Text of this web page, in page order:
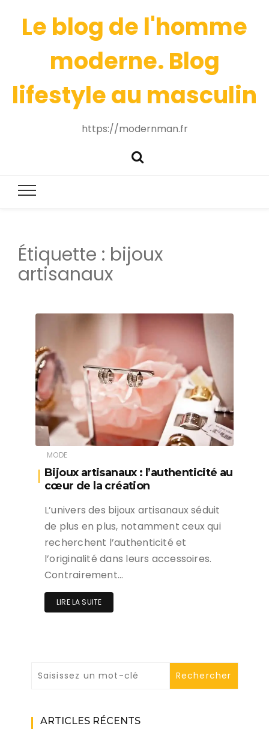
Le blog de l'homme
moderne. Blog
lifestyle au masculin
https://modernman.fr
Étiquette : bijoux
artisanaux
MODE
Bijoux artisanaux : l’authenticité au
cœur de la création
L’univers des bijoux artisanaux séduit
de plus en plus, notamment ceux qui
recherchent l’authenticité et
l’originalité dans leurs accessoires.
Contrairement…
LIRE LA SUITE
ARTICLES RÉCENTS